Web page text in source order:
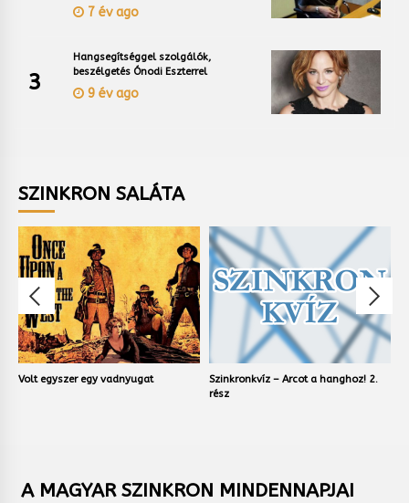
7 év ago
3
Hangsegítséggel szolgálók,
beszélgetés Ónodi Eszterrel
9 év ago
SZINKRON SALÁTA
Volt egyszer egy vadnyugat
Szinkronkvíz – Arcot a hanghoz! 2.
rész
A MAGYAR SZINKRON MINDENNAPJAI